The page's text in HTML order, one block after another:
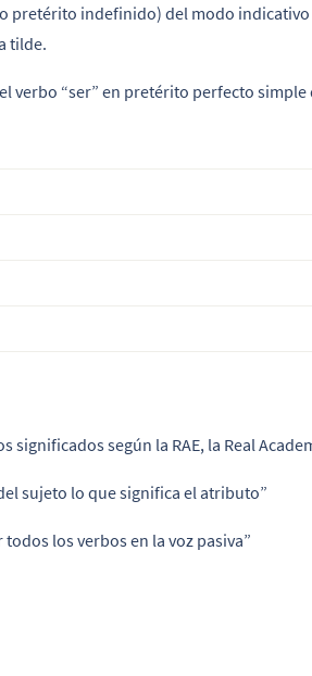
pretérito indefinido) del modo indicativo
tilde.
verbo “ser” en pretérito perfecto
significados según la RAE, la Real
sujeto lo que significa el atributo”
los verbos en la voz pasiva”